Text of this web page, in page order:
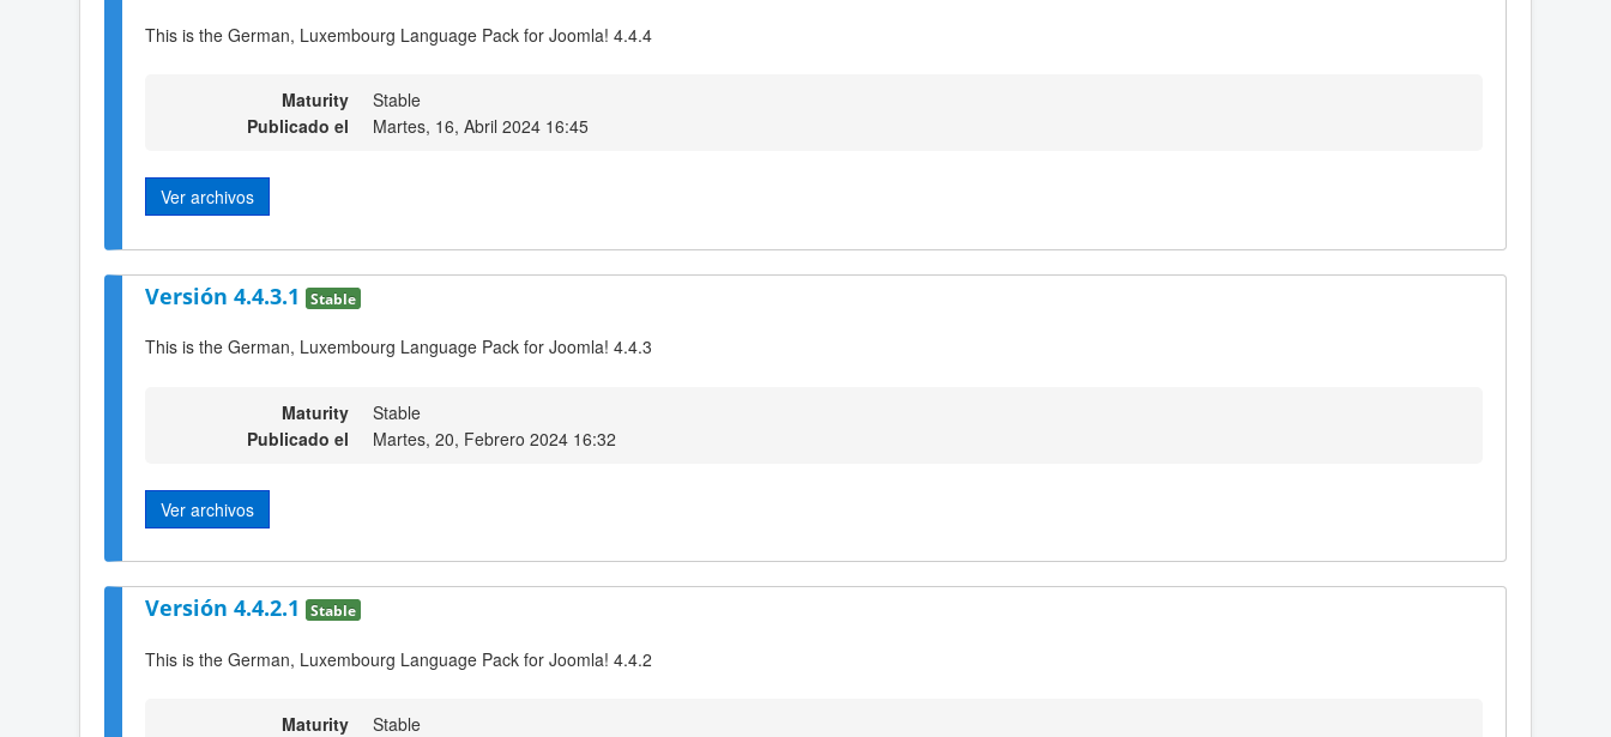
This is the German, Luxembourg Language Pack for Joomla! 4.4.4
Maturity
Stable
Publicado el
Martes, 16, Abril 2024 16:45
Ver archivos
Versión 4.4.3.1 Stable
This is the German, Luxembourg Language Pack for Joomla! 4.4.3
Maturity
Stable
Publicado el
Martes, 20, Febrero 2024 16:32
Ver archivos
Versión 4.4.2.1 Stable
This is the German, Luxembourg Language Pack for Joomla! 4.4.2
Maturity Stable